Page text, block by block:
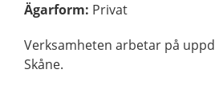
Ägarform: Privat
Verksamheten arbetar på
Skåne.